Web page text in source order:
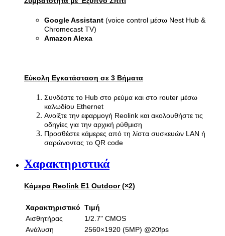
Google Assistant (voice control μέσω Nest Hub &
Chromecast TV)
Amazon Alexa
Εύκολη Εγκατάσταση σε 3 Βήματα
Συνδέστε το Hub στο ρεύμα και στο router μέσω
καλωδίου Ethernet
Ανοίξτε την εφαρμογή Reolink και ακολουθήστε τις
οδηγίες για την αρχική ρύθμιση
Προσθέστε κάμερες από τη λίστα συσκευών LAN ή
σαρώνοντας το QR code
Χαρακτηριστικά
Κάμερα Reolink E1 Outdoor (×2)
Χαρακτηριστικό Τιμή
Αισθητήρας
1/2.7" CMOS
Ανάλυση
2560×1920 (5MP) @20fps